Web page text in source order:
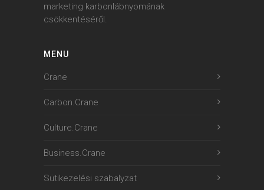
marketing karbonlábnyomának
csökkentéséről.
MENU
Crane
Carbon.Crane
Culture.Crane
Business.Crane
Sütikezelési szabalyzat